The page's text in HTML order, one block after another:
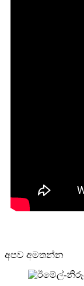
අපව අමතන්න